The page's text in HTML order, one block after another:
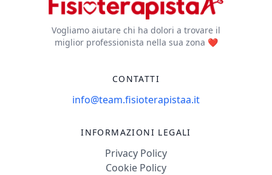
Vogliamo aiutare chi ha dolori a trovare il
miglior professionista nella sua zona ❤️
CONTATTI
info@team.fisioterapistaa.it
INFORMAZIONI LEGALI
Privacy Policy
Cookie Policy